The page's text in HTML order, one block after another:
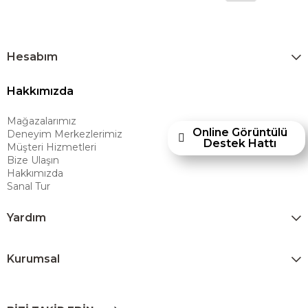
taşıyan marka; rahat koltukları, masif ahşap mobilyaları ve
çözümler sunar. Teknoloji ve mağazacılığı bir araya getiren Ashley
alışveriş deneyimi sunmak ve bu konforu her eve taşımak amacıyla
Türkiye’de faaliyet göstermektedir."
Hesabım
Hakkımızda
Mağazalarımız
Deneyim Merkezlerimiz
Müşteri Hizmetleri
Bize Ulaşın
Hakkımızda
Sanal Tur
Yardım
Kurumsal
Online Görüntülü
Destek Hattı